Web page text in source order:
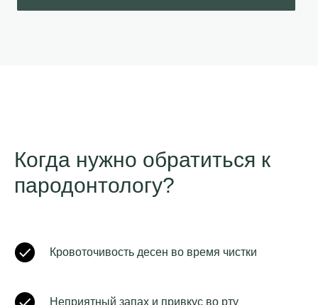
Когда нужно обратиться к
пародонтологу?
Кровоточивость десен во время чистки
Неприятный запах и привкус во рту